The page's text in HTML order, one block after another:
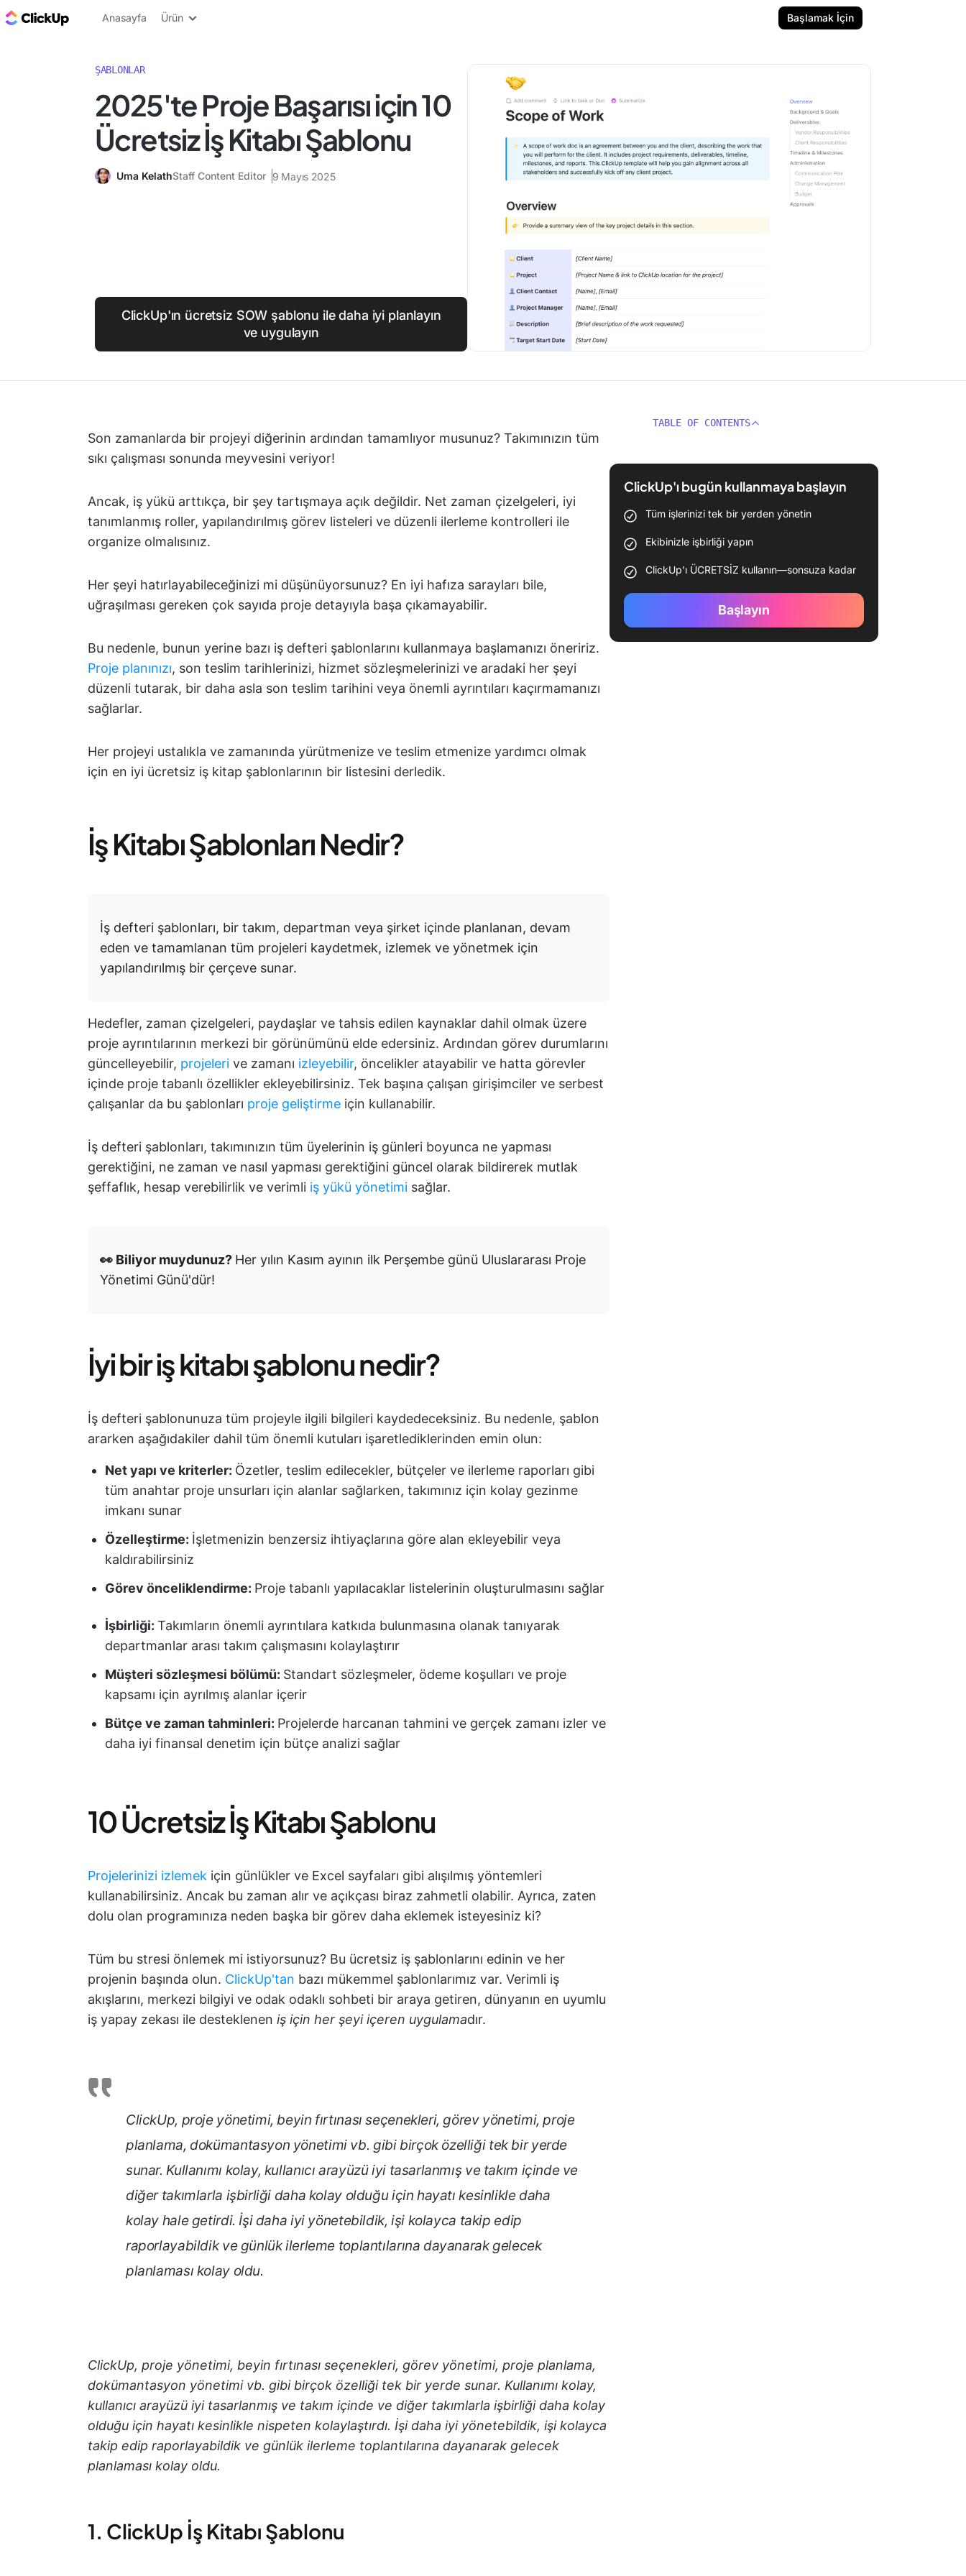
ClickUp Blog
Anasayfa Ürün Başlamak İçin
ŞABLONLAR
2025'te Proje Başarısı için 10
Ücretsiz İş Kitabı Şablonu
Uma KelathStaff Content Editor 9 Mayıs 2025
ClickUp'ın ücretsiz SOW şablonu ile daha iyi planlayın
ve uygulayın
Son zamanlarda bir projeyi diğerinin ardından tamamlıyor musunuz? Takımınızın tüm
sıkı çalışması sonunda meyvesini veriyor!
Ancak, iş yükü arttıkça, bir şey tartışmaya açık değildir. Net zaman çizelgeleri, iyi
tanımlanmış roller, yapılandırılmış görev listeleri ve düzenli ilerleme kontrolleri ile
organize olmalısınız.
Her şeyi hatırlayabileceğinizi mi düşünüyorsunuz? En iyi hafıza sarayları bile,
uğraşılması gereken çok sayıda proje detayıyla başa çıkamayabilir.
Bu nedenle, bunun yerine bazı iş defteri şablonlarını kullanmaya başlamanızı öneririz.
Proje planınızı, son teslim tarihlerinizi, hizmet sözleşmelerinizi ve aradaki her şeyi
düzenli tutarak, bir daha asla son teslim tarihini veya önemli ayrıntıları kaçırmamanızı
sağlarlar.
Her projeyi ustalıkla ve zamanında yürütmenize ve teslim etmenize yardımcı olmak
için en iyi ücretsiz iş kitap şablonlarının bir listesini derledik.
İş Kitabı Şablonları Nedir?
İş defteri şablonları, bir takım, departman veya şirket içinde planlanan, devam
eden ve tamamlanan tüm projeleri kaydetmek, izlemek ve yönetmek için
yapılandırılmış bir çerçeve sunar.
Hedefler, zaman çizelgeleri, paydaşlar ve tahsis edilen kaynaklar dahil olmak üzere
proje ayrıntılarının merkezi bir görünümünü elde edersiniz. Ardından görev durumlarını
güncelleyebilir, projeleri ve zamanı izleyebilir, öncelikler atayabilir ve hatta görevler
içinde proje tabanlı özellikler ekleyebilirsiniz. Tek başına çalışan girişimciler ve serbest
çalışanlar da bu şablonları proje geliştirme için kullanabilir.
İş defteri şablonları, takımınızın tüm üyelerinin iş günleri boyunca ne yapması
gerektiğini, ne zaman ve nasıl yapması gerektiğini güncel olarak bildirerek mutlak
şeffaflık, hesap verebilirlik ve verimli iş yükü yönetimi sağlar.
👀 Biliyor muydunuz? Her yılın Kasım ayının ilk Perşembe günü Uluslararası Proje
Yönetimi Günü'dür!
İyi bir iş kitabı şablonu nedir?
İş defteri şablonunuza tüm projeyle ilgili bilgileri kaydedeceksiniz. Bu nedenle, şablon
ararken aşağıdakiler dahil tüm önemli kutuları işaretlediklerinden emin olun:
Net yapı ve kriterler: Özetler, teslim edilecekler, bütçeler ve ilerleme raporları gibi
tüm anahtar proje unsurları için alanlar sağlarken, takımınız için kolay gezinme
imkanı sunar
Özelleştirme: İşletmenizin benzersiz ihtiyaçlarına göre alan ekleyebilir veya
kaldırabilirsiniz
Görev önceliklendirme: Proje tabanlı yapılacaklar listelerinin oluşturulmasını sağlar
İşbirliği: Takımların önemli ayrıntılara katkıda bulunmasına olanak tanıyarak
departmanlar arası takım çalışmasını kolaylaştırır
Müşteri sözleşmesi bölümü: Standart sözleşmeler, ödeme koşulları ve proje
kapsamı için ayrılmış alanlar içerir
Bütçe ve zaman tahminleri: Projelerde harcanan tahmini ve gerçek zamanı izler ve
daha iyi finansal denetim için bütçe analizi sağlar
10 Ücretsiz İş Kitabı Şablonu
Projelerinizi izlemek için günlükler ve Excel sayfaları gibi alışılmış yöntemleri
kullanabilirsiniz. Ancak bu zaman alır ve açıkçası biraz zahmetli olabilir. Ayrıca, zaten
dolu olan programınıza neden başka bir görev daha eklemek isteyesiniz ki?
Tüm bu stresi önlemek mi istiyorsunuz? Bu ücretsiz iş şablonlarını edinin ve her
projenin başında olun. ClickUp'tan bazı mükemmel şablonlarımız var. Verimli iş
akışlarını, merkezi bilgiyi ve odak odaklı sohbeti bir araya getiren, dünyanın en uyumlu
iş yapay zekası ile desteklenen iş için her şeyi içeren uygulamadır.
ClickUp, proje yönetimi, beyin fırtınası seçenekleri, görev yönetimi, proje
planlama, dokümantasyon yönetimi vb. gibi birçok özelliği tek bir yerde
sunar. Kullanımı kolay, kullanıcı arayüzü iyi tasarlanmış ve takım içinde ve
diğer takımlarla işbirliği daha kolay olduğu için hayatı kesinlikle daha
kolay hale getirdi. İşi daha iyi yönetebildik, işi kolayca takip edip
raporlayabildik ve günlük ilerleme toplantılarına dayanarak gelecek
planlaması kolay oldu.
ClickUp, proje yönetimi, beyin fırtınası seçenekleri, görev yönetimi, proje planlama,
dokümantasyon yönetimi vb. gibi birçok özelliği tek bir yerde sunar. Kullanımı kolay,
kullanıcı arayüzü iyi tasarlanmış ve takım içinde ve diğer takımlarla işbirliği daha kolay
olduğu için hayatı kesinlikle nispeten kolaylaştırdı. İşi daha iyi yönetebildik, işi kolayca
takip edip raporlayabildik ve günlük ilerleme toplantılarına dayanarak gelecek
planlaması kolay oldu.
1. ClickUp İş Kitabı Şablonu
TABLE OF CONTENTS
ClickUp'ı bugün kullanmaya başlayın
Tüm işlerinizi tek bir yerden yönetin
Ekibinizle işbirliği yapın
ClickUp'ı ÜCRETSİZ kullanın—sonsuza kadar
Başlayın